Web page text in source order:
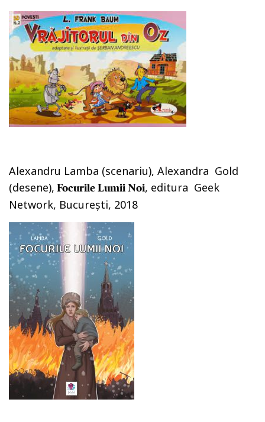
Alexandru Lamba (scenariu), Alexandra Gold
(desene), Focurile Lumii Noi, editura Geek
Network, Bucureşti, 2018